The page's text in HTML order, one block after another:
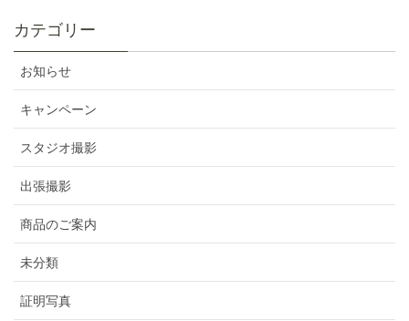
カテゴリー
お知らせ
キャンペーン
スタジオ撮影
出張撮影
商品のご案内
未分類
証明写真